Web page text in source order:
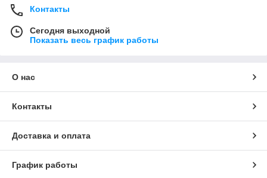
Контакты
Сегодня выходной
Показать весь график работы
О нас
Контакты
Доставка и оплата
График работы